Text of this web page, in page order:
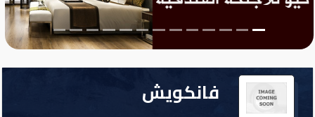
بيع
سيارتك
أحدث
السيارات
فانكويش